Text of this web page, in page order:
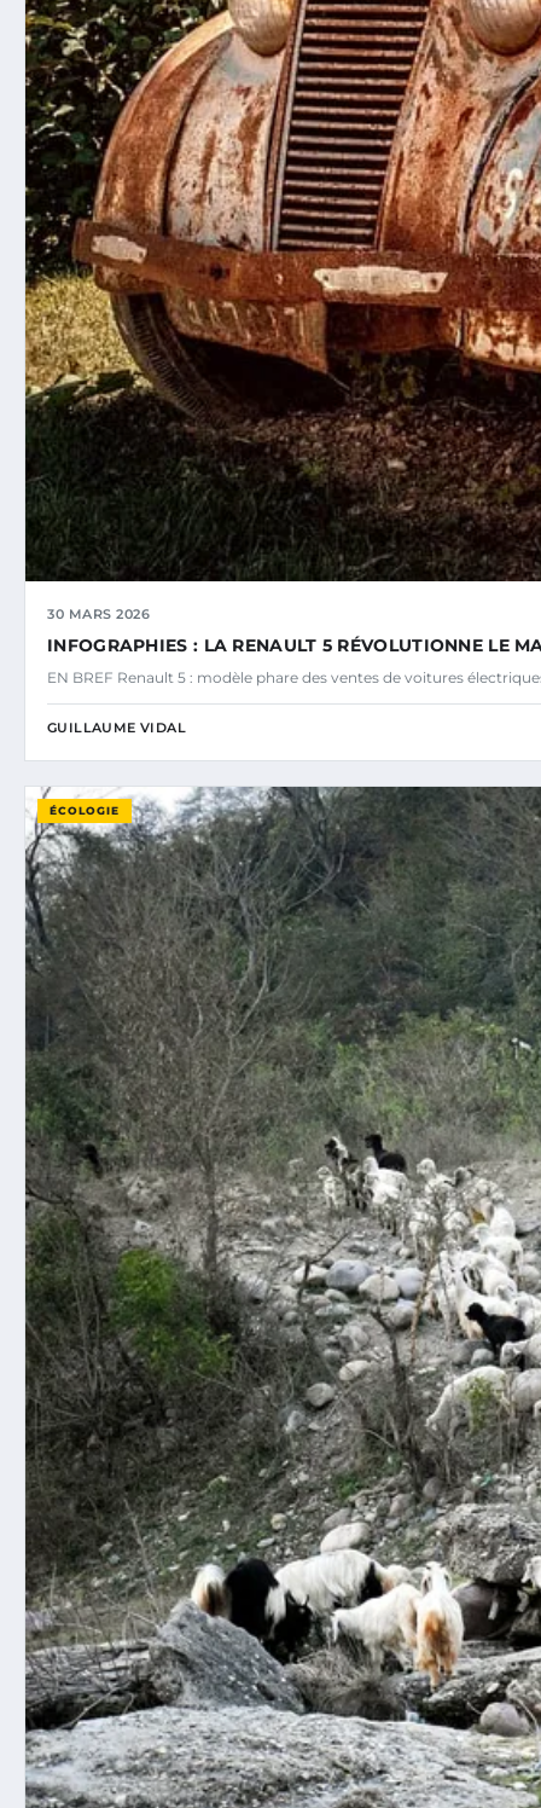
30 MARS 2026
INFOGRAPHIES : LA RENAULT 5 RÉVOLUTIONNE LE
EN BREF Renault 5 : modèle phare des ventes de voitures
GUILLAUME VIDAL
ÉCOLOGIE